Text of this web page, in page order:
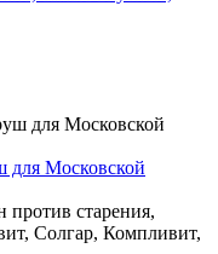
для Московской